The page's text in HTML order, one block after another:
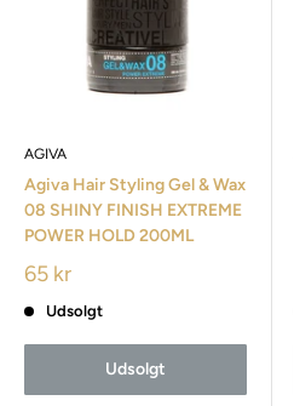
AGIVA
Agiva Hair Styling Gel & Wax
08 SHINY FINISH EXTREME
POWER HOLD 200ML
65 kr
Udsolgt
Udsolgt